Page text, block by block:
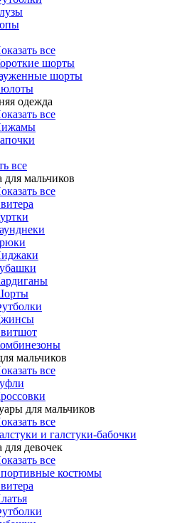
все
шорты
шорты
одежда
все
все
мальчиков
все
мальчиков
все
для мальчиков
все
и галстуки-бабочки
девочек
все
костюмы